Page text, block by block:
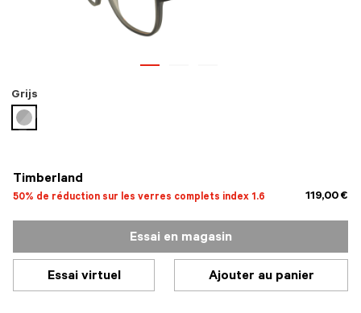
Timberland
50% de réduction sur les verres complets index 1.6 119,00 €
Grijs
sélectionné
Essai en magasin
Essai virtuel Ajouter au panier